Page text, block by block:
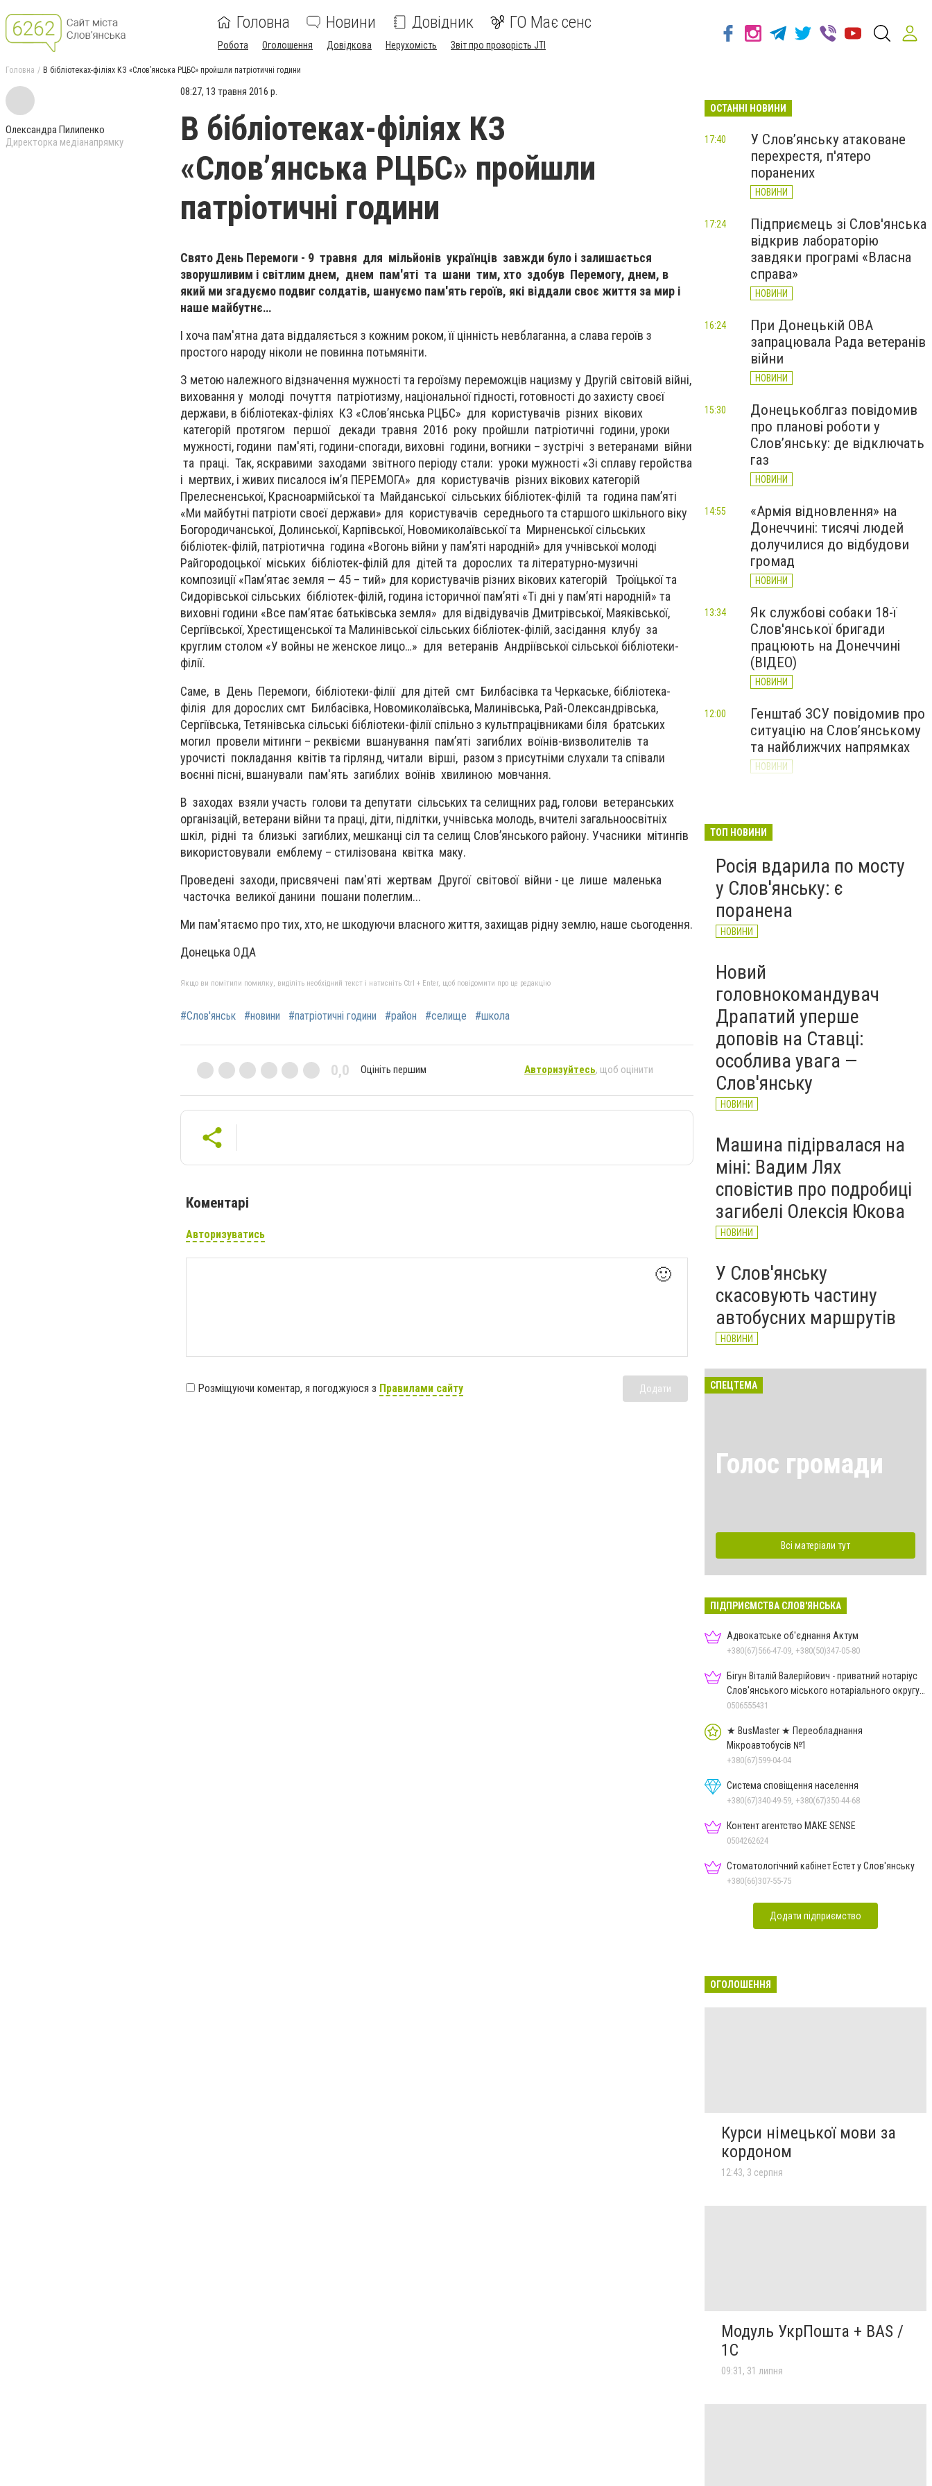
Головна Новини Довідник ГО Має сенс
Робота Оголошення Довідкова Нерухомість Звіт про прозорість JTI
Головна В бібліотеках-філіях КЗ «Слов’янська РЦБС» пройшли патріотичні години
Олександра Пилипенко
Директорка медіанапрямку
08:27, 13 травня 2016 р.
В бібліотеках-філіях КЗ
«Слов’янська РЦБС» пройшли
патріотичні години
Свято День Перемоги - 9 травня для мільйонів українців завжди було і залишається
зворушливим і світлим днем, днем пам'яті та шани тим, хто здобув Перемогу, днем, в
який ми згадуємо подвиг солдатів, шануємо пам'ять героїв, які віддали своє життя за мир і
наше майбутнє…
І хоча пам'ятна дата віддаляється з кожним роком, її цінність невблаганна, а слава героїв з
простого народу ніколи не повинна потьмяніти.
З метою належного відзначення мужності та героїзму переможців нацизму у Другій світовій війні,
виховання у молоді почуття патріотизму, національної гідності, готовності до захисту своєї
держави, в бібліотеках-філіях КЗ «Слов’янська РЦБС» для користувачів різних вікових
категорій протягом першої декади травня 2016 року пройшли патріотичні години, уроки
мужності, години пам'яті, години-спогади, виховні години, вогники – зустрічі з ветеранами війни
та праці. Так, яскравими заходами звітного періоду стали: уроки мужності «Зі сплаву геройства
і мертвих, і живих писалося ім’я ПЕРЕМОГА» для користувачів різних вікових категорій
Прелесненської, Красноармійської та Майданської сільських бібліотек-філій та година пам’яті
«Ми майбутні патріоти своєї держави» для користувачів середнього та старшого шкільного віку
Богородичанської, Долинської, Карпівської, Новомиколаївської та Мирненської сільських
бібліотек-філій, патріотична година «Вогонь війни у пам’яті народній» для учнівської молоді
Райгородоцької міських бібліотек-філій для дітей та дорослих та літературно-музичні
композиції «Пам’ятає земля — 45 – тий» для користувачів різних вікових категорій Троїцької та
Сидорівської сільських бібліотек-філій, година історичної пам’яті «Ті дні у пам’яті народній» та
виховні години «Все пам’ятає батьківська земля» для відвідувачів Дмитрівської, Маяківської,
Сергіївської, Хрестищенської та Малинівської сільських бібліотек-філій, засідання клубу за
круглим столом «У войны не женское лицо…» для ветеранів Андріївської сільської бібліотеки-
філії.
Саме, в День Перемоги, бібліотеки-філії для дітей смт Билбасівка та Черкаське, бібліотека-
філія для дорослих смт Билбасівка, Новомиколаївська, Малинівська, Рай-Олександрівська,
Сергіївська, Тетянівська сільські бібліотеки-філії спільно з культпрацівниками біля братських
могил провели мітинги – реквієми вшанування пам’яті загиблих воїнів-визволителів та
урочисті покладання квітів та гірлянд, читали вірші, разом з присутніми слухали та співали
воєнні пісні, вшанували пам'ять загиблих воїнів хвилиною мовчання.
В заходах взяли участь голови та депутати сільських та селищних рад, голови ветеранських
організацій, ветерани війни та праці, діти, підлітки, учнівська молодь, вчителі загальноосвітніх
шкіл, рідні та близькі загиблих, мешканці сіл та селищ Слов’янського району. Учасники мітингів
використовували емблему – стилізована квітка маку.
Проведені заходи, присвячені пам'яті жертвам Другої світової війни - це лише маленька
часточка великої данини пошани полеглим...
Ми пам'ятаємо про тих, хто, не шкодуючи власного життя, захищав рідну землю, наше сьогодення.
Донецька ОДА
Якщо ви помітили помилку, виділіть необхідний текст і натисніть Ctrl + Enter, щоб повідомити про це редакцію
#Слов'янськ #новини #патріотичні години #район #селище #школа
0,0 Оцініть першим Авторизуйтесь, щоб оцінити
Коментарі
Авторизуватись
🙂
Розміщуючи коментар, я погоджуюся з Правилами сайту Додати
ОСТАННІ НОВИНИ
У Слов’янську атаковане
перехрестя, п'ятеро
поранених
НОВИНИ
17:40
Підприємець зі Слов'янська
відкрив лабораторію
завдяки програмі «Власна
справа»
НОВИНИ
17:24
При Донецькій ОВА
запрацювала Рада ветеранів
війни
НОВИНИ
16:24
Донецькоблгаз повідомив
про планові роботи у
Слов’янську: де відключать
газ
НОВИНИ
15:30
«Армія відновлення» на
Донеччині: тисячі людей
долучилися до відбудови
громад
НОВИНИ
14:55
Як службові собаки 18-ї
Слов'янської бригади
працюють на Донеччині
(ВІДЕО)
НОВИНИ
13:34
Генштаб ЗСУ повідомив про
ситуацію на Слов’янському
та найближчих напрямках
НОВИНИ
12:00
великої війни: 7 серпня
ТОП НОВИНИ
Росія вдарила по мосту
у Слов'янську: є
поранена
НОВИНИ
Новий
головнокомандувач
Драпатий уперше
доповів на Ставці:
особлива увага —
Слов'янську
НОВИНИ
Машина підірвалася на
міні: Вадим Лях
сповістив про подробиці
загибелі Олексія Юкова
НОВИНИ
У Слов'янську
скасовують частину
автобусних маршрутів
НОВИНИ
СПЕЦТЕМА
Голос громади
Всі матеріали тут
ПІДПРИЄМСТВА СЛОВ'ЯНСЬКА
Адвокатське об'єднання Актум
+380(67)566-47-09, +380(50)347-05-80
Бігун Віталій Валерійович - приватний нотаріус
Слов'янського міського нотаріального округу
Дон.обл.
0506555431
★ BusMaster ★ Переобладнання
Мікроавтобусів №1
+380(67)599-04-04
Система сповіщення населення
+380(67)340-49-59, +380(67)350-44-68
Контент агентство MAKE SENSE
0504262624
Стоматологічний кабінет Естет у Слов'янську
+380(66)307-55-75
Додати підприємство
ОГОЛОШЕННЯ
Курси німецької мови за
кордоном
12:43, 3 серпня
Модуль УкрПошта + BAS /
1C
09:31, 31 липня